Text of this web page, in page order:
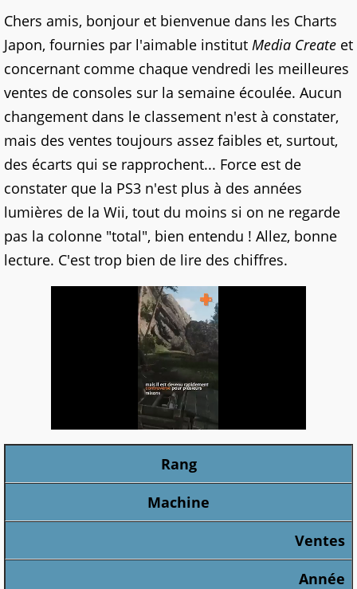
Chers amis, bonjour et bienvenue dans les Charts
Japon, fournies par l'aimable institut Media Create et
concernant comme chaque vendredi les meilleures
ventes de consoles sur la semaine écoulée. Aucun
changement dans le classement n'est à constater,
mais des ventes toujours assez faibles et, surtout,
des écarts qui se rapprochent... Force est de
constater que la PS3 n'est plus à des années
lumières de la Wii, tout du moins si on ne regarde
pas la colonne "total", bien entendu ! Allez, bonne
lecture. C'est trop bien de lire des chiffres.
Rang
Machine
Ventes
Année